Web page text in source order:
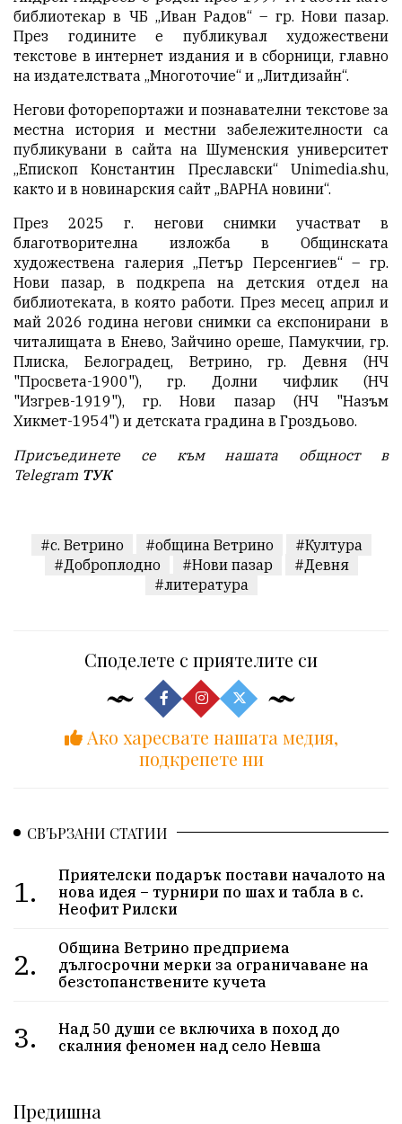
библиотекар в ЧБ „Иван Радов“ – гр. Нови пазар.
През годините е публикувал художествени
текстове в интернет издания и в сборници, главно
на издателствата „Многоточие“ и „Литдизайн“.
Негови фоторепортажи и познавателни текстове за
местна история и местни забележителности са
публикувани в сайта на Шуменския университет
„Епископ Константин Преславски“ Unimedia.shu,
както и в новинарския сайт „ВАРНА новини“.
През 2025 г. негови снимки участват в
благотворителна изложба в Общинската
художествена галерия „Петър Персенгиев“ – гр.
Нови пазар, в подкрепа на детския отдел на
библиотеката, в която работи. През месец април и
май 2026 година негови снимки са експонирани в
читалищата в Енево, Зайчино ореше, Памукчии, гр.
Плиска, Белоградец, Ветрино, гр. Девня (НЧ
"Просвета-1900"), гр. Долни чифлик (НЧ
"Изгрев-1919"), гр. Нови пазар (НЧ "Назъм
Хикмет-1954") и детската градина в Гроздьово.
Присъединете се към нашата общност в
Telegram ТУК
#с. Ветрино #община Ветрино
#Култура
#Доброплодно
#Нови пазар
#Девня
#литература
Споделете с приятелите си
Ако харесвате нашата медия,
подкрепете ни
СВЪРЗАНИ СТАТИИ
1.
Приятелски подарък постави началото на
нова идея – турнири по шах и табла в с.
Неофит Рилски
2.
Община Ветрино предприема
дългосрочни мерки за ограничаване на
безстопанствените кучета
3.
Над 50 души се включиха в поход до
скалния феномен над село Невша
Предишна